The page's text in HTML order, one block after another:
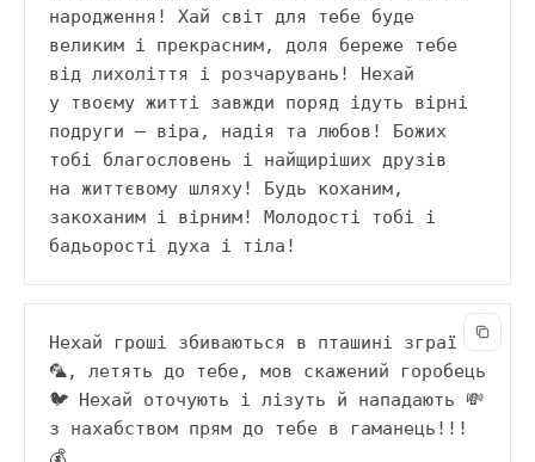
народження! Хай світ для тебе буде
великим і прекрасним, доля береже тебе
від лихоліття і розчарувань! Нехай
у твоєму житті завжди поряд ідуть вірні
подруги — віра, надія та любов! Божих
тобі благословень і найщиріших друзів
на життєвому шляху! Будь коханим,
закоханим і вірним! Молодості тобі і
бадьорості духа і тіла!
Нехай гроші збиваються в пташині зграї
🦜, летять до тебе, мов скажений горобець
🐦 Нехай оточують і лізуть й нападають 💸
з нахабством прям до тебе в гаманець!!!
💰